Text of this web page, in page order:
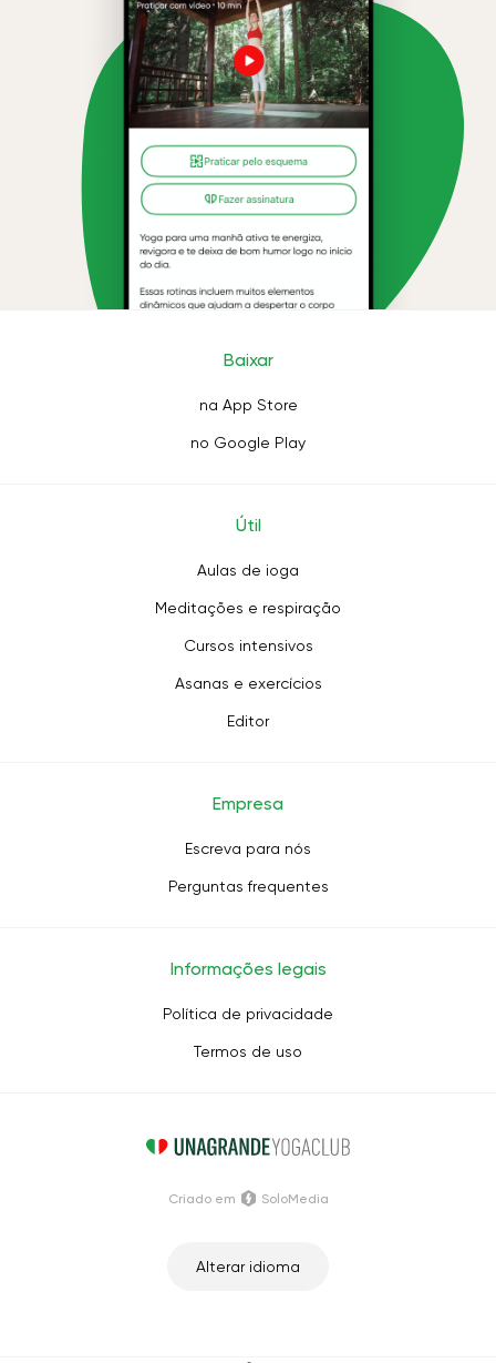
Baixar
na App Store
no Google Play
Útil
Aulas de ioga
Meditações e respiração
Cursos intensivos
Asanas e exercícios
Editor
Empresa
Escreva para nós
Perguntas frequentes
Informações legais
Política de privacidade
Termos de uso
Alterar idioma
Criado em SoloMedia